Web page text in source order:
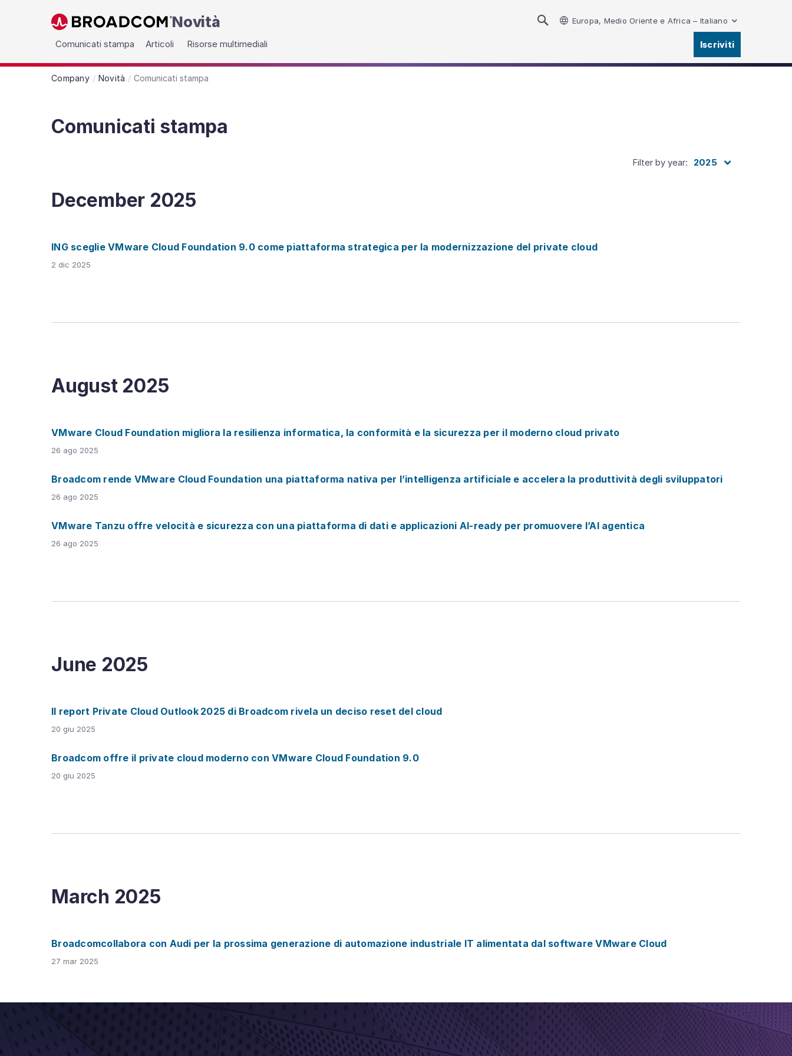
Skip to main content Novità Europa, Medio Oriente e Africa – Italiano
Comunicati stampa Articoli Risorse multimediali Iscriviti
Company Novità Comunicati stampa
Comunicati stampa
Filter by year: 2025
December 2025
ING sceglie VMware Cloud Foundation 9.0 come piattaforma strategica per la modernizzazione del private cloud
2 dic 2025
August 2025
VMware Cloud Foundation migliora la resilienza informatica, la conformità e la sicurezza per il moderno cloud privato
26 ago 2025
Broadcom rende VMware Cloud Foundation una piattaforma nativa per l’intelligenza artificiale e accelera la produttività degli sviluppatori
26 ago 2025
VMware Tanzu offre velocità e sicurezza con una piattaforma di dati e applicazioni AI-ready per promuovere l’AI agentica
26 ago 2025
June 2025
Il report Private Cloud Outlook 2025 di Broadcom rivela un deciso reset del cloud
20 giu 2025
Broadcom offre il private cloud moderno con VMware Cloud Foundation 9.0
20 giu 2025
March 2025
Broadcomcollabora con Audi per la prossima generazione di automazione industriale IT alimentata dal software VMware Cloud
27 mar 2025